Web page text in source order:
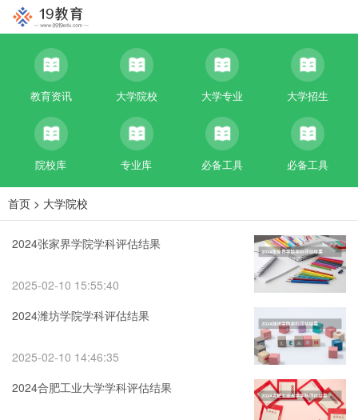
教育资讯 大学院校 大学专业 大学招生
院校库 专业库 必备工具 必备工具
首页 > 大学院校
2024张家界学院学科评估结果
2025-02-10 15:55:40
2024潍坊学院学科评估结果
2025-02-10 14:46:35
2024合肥工业大学学科评估结果